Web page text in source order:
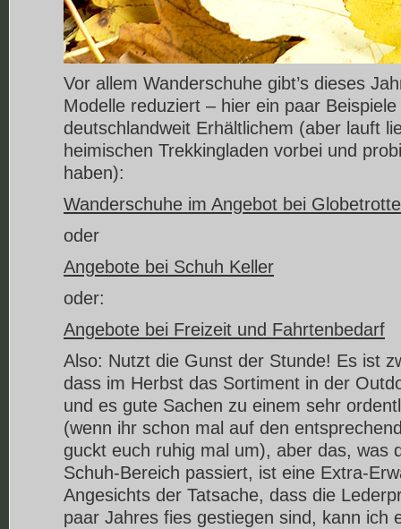
Vor allem Wanderschuhe gibt’s dieses
Modelle reduziert – hier ein paar
deutschlandweit Erhältlichem (aber lauft
heimischen Trekkingladen vorbei und
haben):
Wanderschuhe im Angebot bei
oder
Angebote bei Schuh Keller
oder:
Angebote bei Freizeit und Fahrtenbedarf
Also: Nutzt die Gunst der Stunde! Es ist
dass im Herbst das Sortiment in der
und es gute Sachen zu einem sehr
(wenn ihr schon mal auf den
guckt euch ruhig mal um), aber das, was
Schuh-Bereich passiert, ist eine Extra-
Angesichts der Tatsache, dass die
paar Jahres fies gestiegen sind, kann ich